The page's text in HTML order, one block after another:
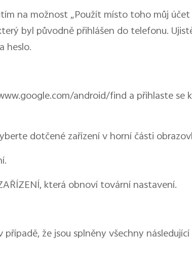
na možnost „Použít místo toho můj účet
byl původně přihlášen do telefonu.
heslo.
android/find a přihlaste se
dotčené zařízení v horní části
která obnoví tovární nastavení.
že jsou splněny všechny